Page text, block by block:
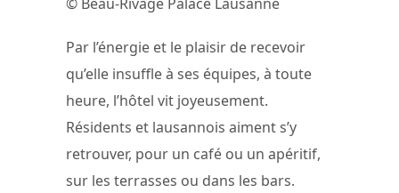
Par l’énergie et le plaisir de recevoir
qu’elle insuffle à ses équipes, à toute
heure, l’hôtel vit joyeusement.
Résidents et lausannois aiment s’y
retrouver, pour un café ou un apéritif,
sur les terrasses ou dans les bars.